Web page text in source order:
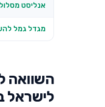
אנליסט
מגדל גמל
השוואה
לישראל